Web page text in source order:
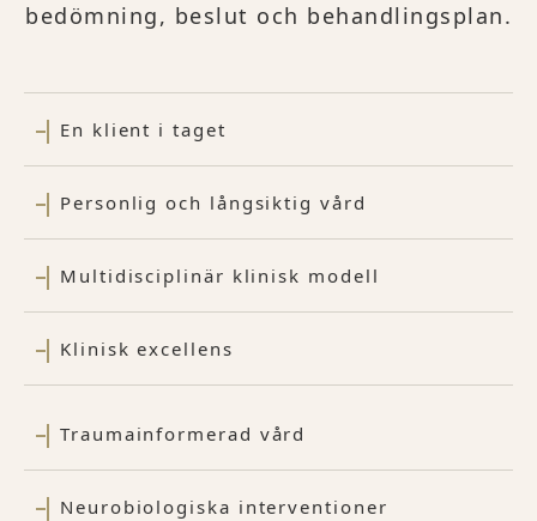
bedömning, beslut och behandlingsplan.
En klient i taget
Personlig och långsiktig vård
Multidisciplinär klinisk modell
Klinisk excellens
Traumainformerad vård
Neurobiologiska interventioner